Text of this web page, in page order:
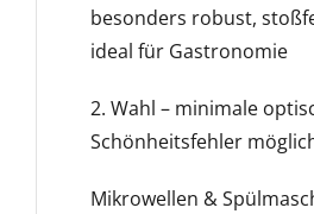
besonders robust,
ideal für Gastronomie
2. Wahl – minimale
Schönheitsfehler
Mikrowellen &